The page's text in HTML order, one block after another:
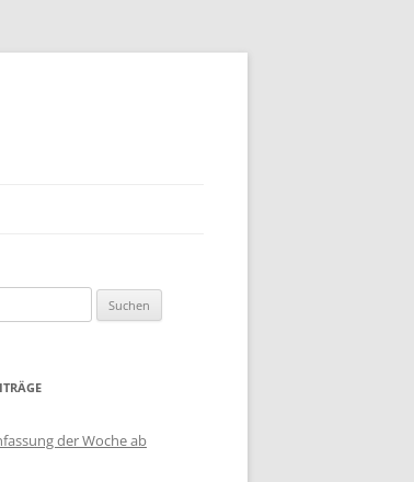
der Woche ab